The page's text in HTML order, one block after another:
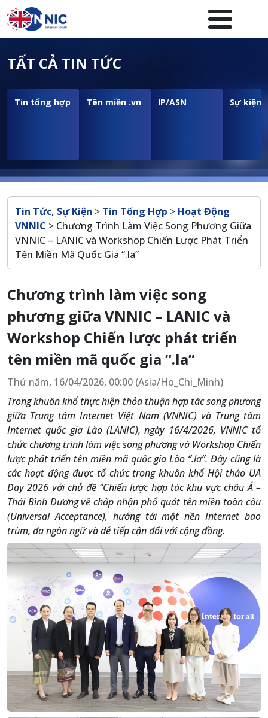
Nhảy đến nội dung
Menuheader của website
TẤT CẢ TIN TỨC
Tin tổng hợp Tên miền .vn IP/ASN Sự kiện
Breadcrumb
Tin Tức, Sự Kiện > Tin Tổng Hợp > Hoạt Động
VNNIC > Chương Trình Làm Việc Song Phương Giữa
VNNIC – LANIC và Workshop Chiến Lược Phát Triển
Tên Miền Mã Quốc Gia “.la”
Chương trình làm việc song
phương giữa VNNIC – LANIC và
Workshop Chiến lược phát triển
tên miền mã quốc gia “.la”
Thứ năm, 16/04/2026, 00:00 (Asia/Ho_Chi_Minh)
Trong khuôn khổ thực hiện thỏa thuận hợp tác song phương
giữa Trung tâm Internet Việt Nam (VNNIC) và Trung tâm
Internet quốc gia Lào (LANIC), ngày 16/4/2026, VNNIC tổ
chức chương trình làm việc song phương và Workshop Chiến
lược phát triển tên miền mã quốc gia Lào “.la”. Đây cũng là
các hoạt động được tổ chức trong khuôn khổ Hội thảo UA
Day 2026 với chủ đề “Chiến lược hợp tác khu vực châu Á –
Thái Bình Dương về chấp nhận phổ quát tên miền toàn cầu
(Universal Acceptance), hướng tới một nền Internet bao
trùm, đa ngôn ngữ và dễ tiếp cận đối với cộng đồng.